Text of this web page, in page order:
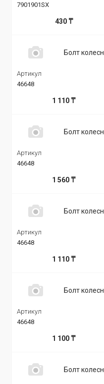
7901901SX
430 ₸
Болт
Артикул
46648
1 110 ₸
Болт
Артикул
46648
1 560 ₸
Болт
Артикул
46648
1 110 ₸
Болт
Артикул
46648
1 100 ₸
Болт